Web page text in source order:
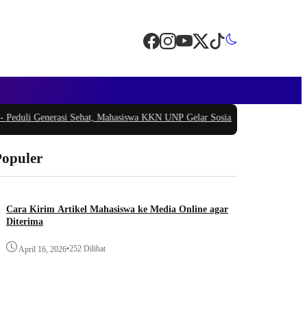
Generasi Sehat, Mahasiswa KKN UNP Gelar Sosialisasi Pencegahan
Cara Kirim Artikel Mahasiswa ke Media Online agar
Diterima
April 16, 2026•252 Dilihat